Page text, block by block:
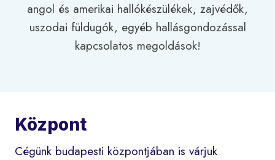
angol és amerikai hallókészülékek, zajvédők,
uszodai füldugók, egyéb hallásgondozással
kapcsolatos megoldások!
Központ
Cégünk budapesti központjában is várjuk